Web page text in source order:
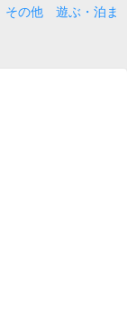
その他 遊ぶ・泊ま